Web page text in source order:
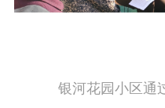
银河花园小区通过